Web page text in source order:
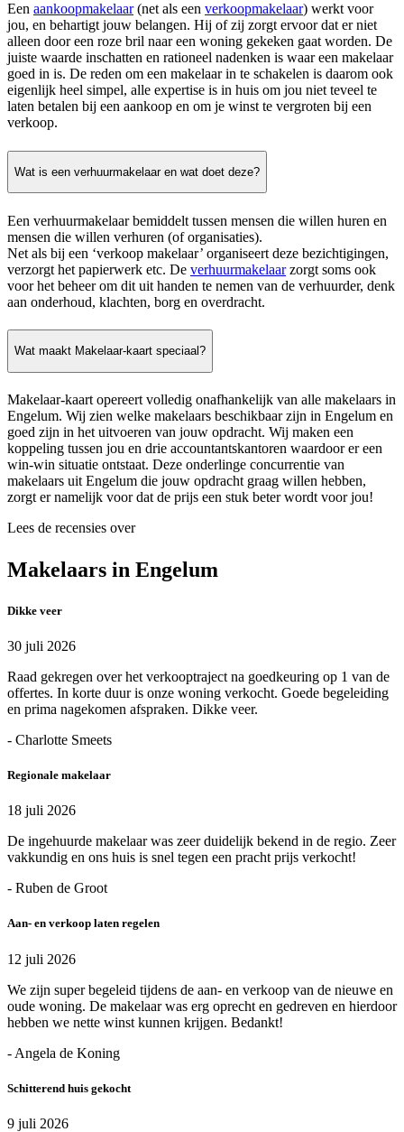
Een aankoopmakelaar(net als een verkoopmakelaar) werkt voor
jou, en behartigt jouw belangen. Hij of zij zorgt ervoor dat er niet
alleen door een roze bril naar een woning gekeken gaat worden. De
juiste waarde inschatten en rationeel nadenken is waar een makelaar
goed in is. De reden om een makelaar in te schakelen is daarom ook
eigenlijk heel simpel, alle expertise is in huis om jou niet teveel te
laten betalen bij een aankoop en om je winst te vergroten bij een
verkoop.
Wat is een verhuurmakelaar en wat doet deze?
Een verhuurmakelaar bemiddelt tussen mensen die willen huren en
mensen die willen verhuren (of organisaties).
Net als bij een ‘verkoop makelaar’ organiseert deze bezichtigingen,
verzorgt het papierwerk etc. De verhuurmakelaarzorgt soms ook
voor het beheer om dit uit handen te nemen van de verhuurder, denk
aan onderhoud, klachten, borg en overdracht.
Wat maakt Makelaar-kaart speciaal?
Makelaar-kaart opereert volledig onafhankelijk van alle makelaars in
Engelum. Wij zien welke makelaars beschikbaar zijn in Engelum en
goed zijn in het uitvoeren van jouw opdracht. Wij maken een
koppeling tussen jou en drie accountantskantoren waardoor er een
win-win situatie ontstaat. Deze onderlinge concurrentie van
makelaars uit Engelum die jouw opdracht graag willen hebben,
zorgt er namelijk voor dat de prijs een stuk beter wordt voor jou!
Lees de recensies over
Makelaars in Engelum
Dikke veer
30 juli 2026
Raad gekregen over het verkooptraject na goedkeuring op 1 van de
offertes. In korte duur is onze woning verkocht. Goede begeleiding
en prima nagekomen afspraken. Dikke veer.
- Charlotte Smeets
Regionale makelaar
18 juli 2026
De ingehuurde makelaar was zeer duidelijk bekend in de regio. Zeer
vakkundig en ons huis is snel tegen een pracht prijs verkocht!
- Ruben de Groot
Aan- en verkoop laten regelen
12 juli 2026
We zijn super begeleid tijdens de aan- en verkoop van de nieuwe en
oude woning. De makelaar was erg oprecht en gedreven en hierdoor
hebben we nette winst kunnen krijgen. Bedankt!
- Angela de Koning
Schitterend huis gekocht
9 juli 2026